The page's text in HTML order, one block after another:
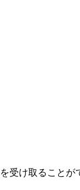
け取ることが